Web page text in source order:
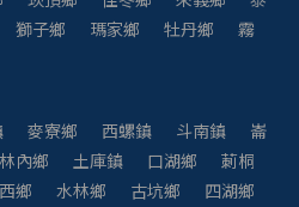
獅子鄉 瑪家鄉 牡丹鄉
霧
麥寮鄉 西螺鎮 斗南鎮
崙
林內鄉 土庫鎮 口湖鄉
莿桐
鄉 水林鄉 古坑鄉
四湖鄉